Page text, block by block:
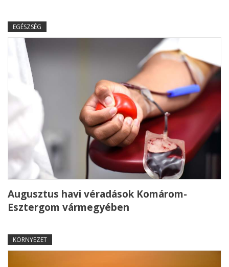
EGÉSZSÉG
Augusztus havi véradások Komárom-
Esztergom vármegyében
KÖRNYEZET